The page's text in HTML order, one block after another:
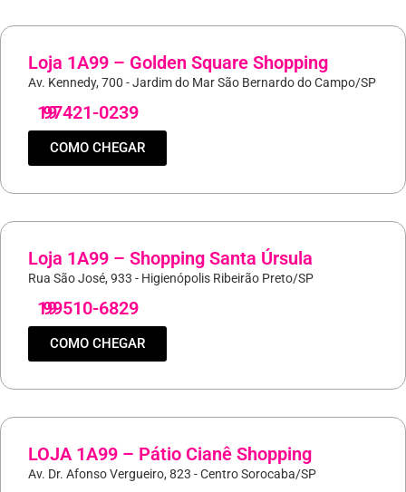
Loja 1A99 – Golden Square Shopping
Av. Kennedy, 700 - Jardim do Mar São Bernardo do Campo/SP
19
97421-0239
COMO CHEGAR
Loja 1A99 – Shopping Santa Úrsula
Rua São José, 933 - Higienópolis Ribeirão Preto/SP
19
99510-6829
COMO CHEGAR
LOJA 1A99 – Pátio Cianê Shopping
Av. Dr. Afonso Vergueiro, 823 - Centro Sorocaba/SP